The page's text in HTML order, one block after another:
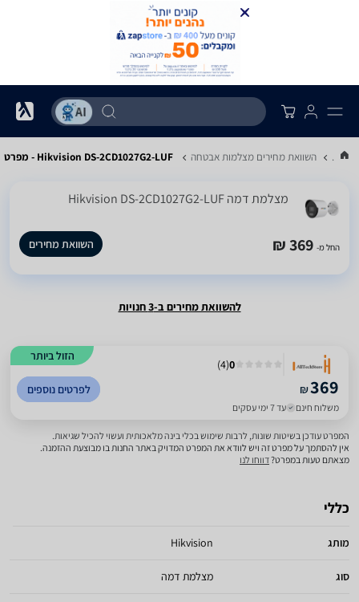
... השוואת מחירים מצלמות אבטחה Hikvision DS-2CD1027G2-LUF - מפרט
‏מצלמת דמה Hikvision DS-2CD1027G2-LUF
החל מ- 369 ₪ השוואת מחירים
להשוואת מחירים ב-3 חנויות
הזול ביותר
0
(
4
)
₪369
משלוח חינם עד 7 ימי עסקים
לפרטים נוספים
המפרט עודכן בשיטות שונות, לרבות שימוש בכלי בינה מלאכותית ועשוי להכיל שגיאות.
אין להסתמך על מפרט זה ויש לוודא את המפרט המדויק באתר החנות בו מבוצעת ההזמנה.
מצאתם טעות במפרט?דווחו לנו
כללי
מותג Hikvision
סוג מצלמת דמה